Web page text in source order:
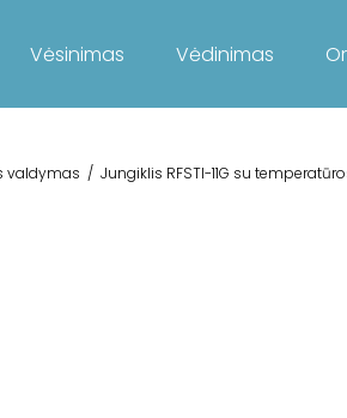
Vėsinimas Vėdinimas
valdymas / Jungiklis RFSTI-11G su